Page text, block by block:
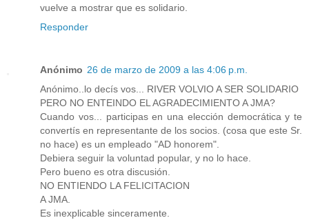
vuelve a mostrar que es solidario.
Responder
Anónimo 26 de marzo de 2009 a las 4:06 p.m.
Anónimo..lo decís vos... RIVER VOLVIO A SER SOLIDARIO
PERO NO ENTEINDO EL AGRADECIMIENTO A JMA?
Cuando vos... participas en una elección democrática y te
convertís en representante de los socios. (cosa que este Sr.
no hace) es un empleado "AD honorem".
Debiera seguir la voluntad popular, y no lo hace.
Pero bueno es otra discusión.
NO ENTIENDO LA FELICITACION
A JMA.
Es inexplicable sinceramente.